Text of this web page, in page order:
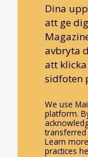
Dina
att ge
avbryta
att
sidfoten
We use
platform.
Learn
practices